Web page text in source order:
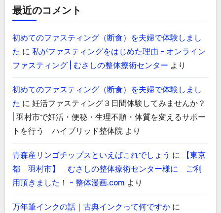
最近のコメント
初めてのファスティング（断食）を夫婦で体験しまし
た に 私がファスティングをはじめた理由 - オンライン
ファスティング | むさしの整体療術センター より
初めてのファスティング（断食）を夫婦で体験しまし
た に 妊活ファスティング３日間体験してみませんか？
| 羽村市で妊活・便秘・生理不順・体質を変えるサポー
トを行う ハイブリッド整体院より
青森産リンゴチップスといえばこれでしょう に
【東京
都 羽村市】 むさしの整体療術センター様に ご利
用頂きました！ - 整体漫画.com より
万年筆インクの話｜古典インクって何ですかに